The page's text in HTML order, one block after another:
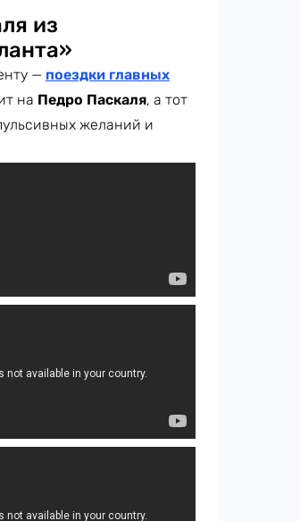
из
— поездки главных
на Педро Паскаля, а тот
желаний и